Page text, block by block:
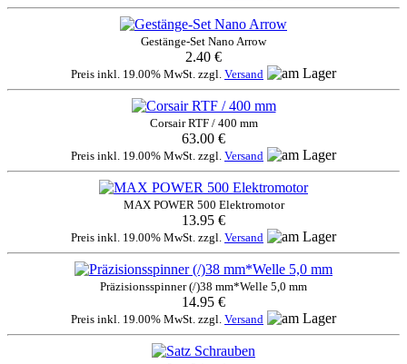
Gestänge-Set Nano Arrow
2.40 €
Preis inkl. 19.00% MwSt. zzgl. Versand
Corsair RTF / 400 mm
63.00 €
Preis inkl. 19.00% MwSt. zzgl. Versand
MAX POWER 500 Elektromotor
13.95 €
Preis inkl. 19.00% MwSt. zzgl. Versand
Präzisionsspinner (/)38 mm*Welle 5,0 mm
14.95 €
Preis inkl. 19.00% MwSt. zzgl. Versand